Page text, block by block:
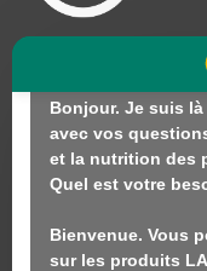
Nous
Produits
Durabilité
technique en
Comment puis-je
Bonjour. Je suis
avec vos
et la nutrition des
Quel est votre
Bienvenue. Vous
sur les produits